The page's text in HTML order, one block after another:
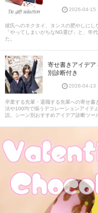
2026-04-15
彼氏へのネクタイ、タンスの肥やしに
「やってしまいがちなNG選び」と、年
た。
寄せ書きアイデア
別診断付き
2026-04-13
卒業する先輩・退職する先輩への寄せ
法や100均で揃うデコレーションアイテ
説。シーン別おすすめアイデア診断ツー